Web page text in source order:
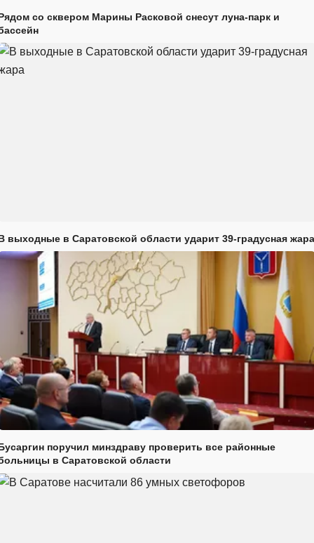
со сквером Марины Расковой снесут луна-парк и
выходные в Саратовской области ударит 39-градусная жара
поручил минздраву проверить все районные
в Саратовской области